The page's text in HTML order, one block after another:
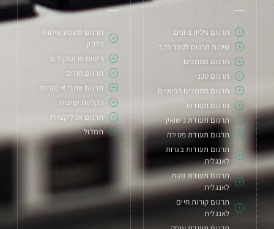
תרגום גיליון ציונים
שירות תרגום לספר רכב
תרגום מסמכים
תרגום טכני
תרגום מסמכים רפואיים
תרגום תעודות
תרגום תעודת נישואין
תרגום תעודת פטירה
תרגום תעודות בגרות
לאנגלית
תרגום תעודת זהות
לאנגלית
תרגום קורות חיים
לאנגלית
תרגום משמע שיחות
טלפון
רישום פרוטוקולים
תרגום חוזים
תרגום אתרי אינטרנט
הקלטת ישיבות
תרגום אפליקציות
תמלול